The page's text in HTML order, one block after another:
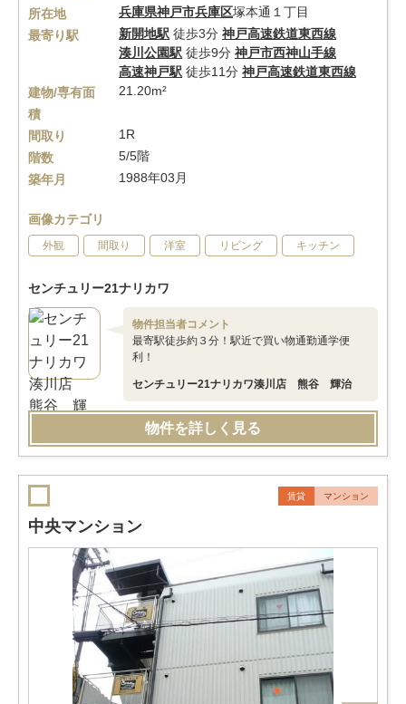
所在地
兵庫県神戸市兵庫区塚本通１丁目
最寄り駅
新開地駅 徒歩3分 神戸高速鉄道東西線
湊川公園駅 徒歩9分 神戸市西神山手線
高速神戸駅 徒歩11分 神戸高速鉄道東西線
建物/専有面
積
21.20m²
間取り
1R
階数
5/5階
築年月
1988年03月
画像カテゴリ
外観 間取り 洋室 リビング キッチン
センチュリー21ナリカワ
物件担当者コメント
最寄駅徒歩約３分！駅近で買い物通勤通学便
利！
センチュリー21ナリカワ湊川店 熊谷 輝治
物件を詳しく見る
賃貸 マンション
中央マンション